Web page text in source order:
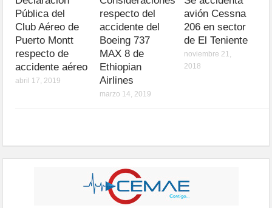
Pública del
Club Aéreo de
Puerto Montt
respecto de
accidente aéreo
abril 17, 2019
respecto del
accidente del
Boeing 737
MAX 8 de
Ethiopian
Airlines
marzo 14, 2019
avión Cessna
206 en sector
de El Teniente
noviembre 21,
2018